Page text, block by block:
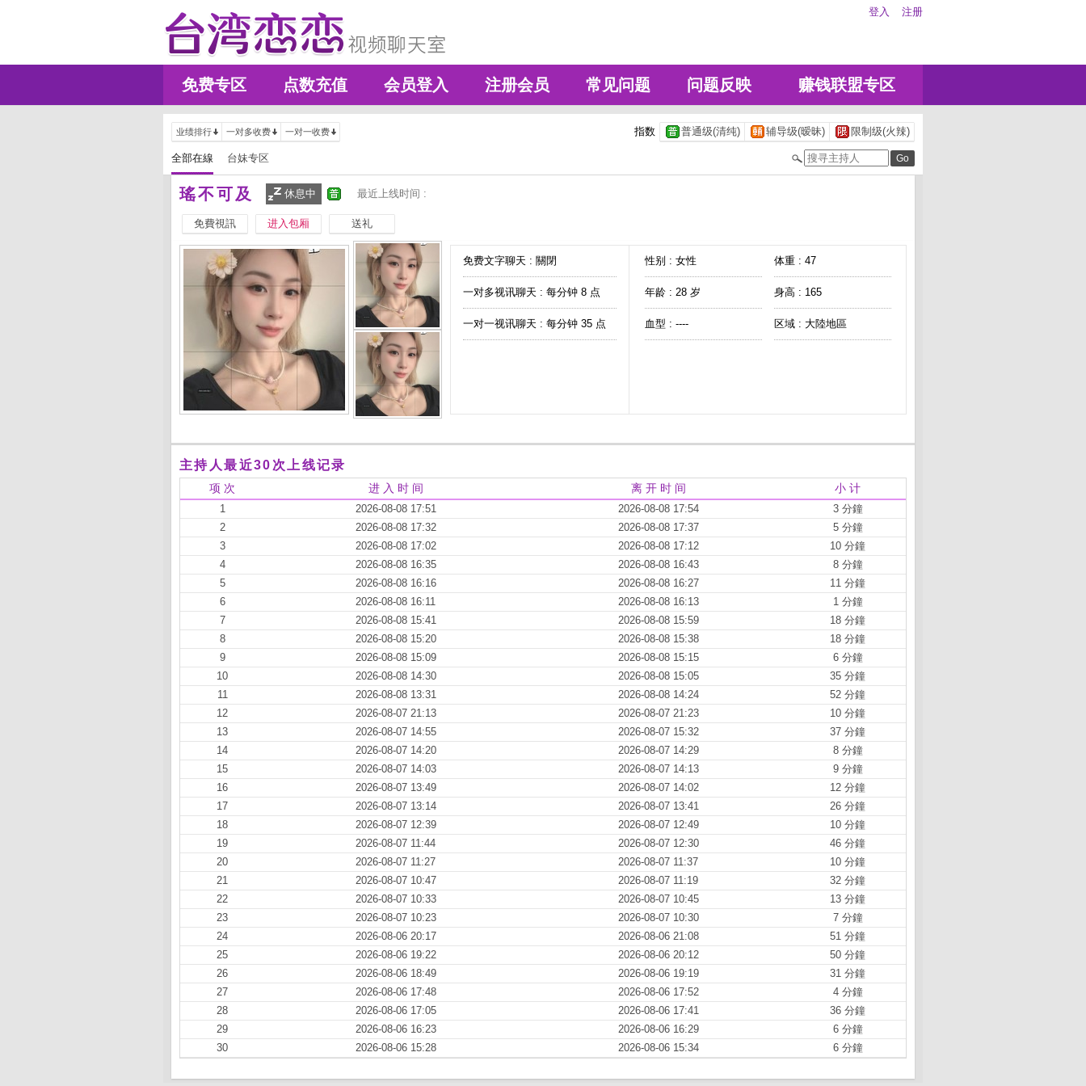
登入 注册
免费专区 点数充值 会员登入 注册会员 常见问题 问题反映 赚钱联盟专区
业绩排行 一对多收费 一对一收费 指数 普通级(清纯) 辅导级(暧昧) 限制级(火辣)
全部在線 台妹专区
瑤不可及 休息中 最近上线时间 :
免費視訊 进入包厢 送礼
免费文字聊天 : 關閉
一对多视讯聊天 : 每分钟 8 点
一对一视讯聊天 : 每分钟 35 点
性别 : 女性 体重 : 47
年龄 : 28 岁 身高 : 165
血型 : ---- 区域 : 大陸地區
主持人最近30次上线记录
项 次 进 入 时 间 离 开 时 间 小 计
1 2026-08-08 17:51 2026-08-08 17:54
3 分鐘
2
2026-08-08 17:32 2026-08-08 17:37
5 分鐘
3
2026-08-08 17:02 2026-08-08 17:12
10 分鐘
4
2026-08-08 16:35 2026-08-08 16:43
8 分鐘
5
2026-08-08 16:16 2026-08-08 16:27
11 分鐘
6
2026-08-08 16:11 2026-08-08 16:13
1 分鐘
7
2026-08-08 15:41 2026-08-08 15:59
18 分鐘
8
2026-08-08 15:20 2026-08-08 15:38
18 分鐘
9
2026-08-08 15:09 2026-08-08 15:15
6 分鐘
10
2026-08-08 14:30 2026-08-08 15:05
35 分鐘
11
2026-08-08 13:31 2026-08-08 14:24
52 分鐘
12
2026-08-07 21:13 2026-08-07 21:23
10 分鐘
13
2026-08-07 14:55 2026-08-07 15:32
37 分鐘
14
2026-08-07 14:20 2026-08-07 14:29
8 分鐘
15
2026-08-07 14:03 2026-08-07 14:13
9 分鐘
16
2026-08-07 13:49 2026-08-07 14:02
12 分鐘
17
2026-08-07 13:14 2026-08-07 13:41
26 分鐘
18
2026-08-07 12:39 2026-08-07 12:49
10 分鐘
19
2026-08-07 11:44 2026-08-07 12:30
46 分鐘
20
2026-08-07 11:27 2026-08-07 11:37
10 分鐘
21
2026-08-07 10:47 2026-08-07 11:19
32 分鐘
22
2026-08-07 10:33 2026-08-07 10:45
13 分鐘
23
2026-08-07 10:23 2026-08-07 10:30
7 分鐘
24
2026-08-06 20:17 2026-08-06 21:08
51 分鐘
25
2026-08-06 19:22 2026-08-06 20:12
50 分鐘
26
2026-08-06 18:49 2026-08-06 19:19
31 分鐘
27
2026-08-06 17:48 2026-08-06 17:52
4 分鐘
28
2026-08-06 17:05 2026-08-06 17:41
36 分鐘
29
2026-08-06 16:23 2026-08-06 16:29
6 分鐘
30
2026-08-06 15:28 2026-08-06 15:34 6 分鐘